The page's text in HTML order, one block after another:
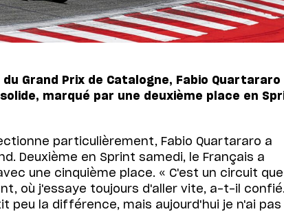
du Grand Prix de Catalogne, Fabio Quartararo
marqué par une deuxième place en
particulièrement, Fabio Quartararo a
Deuxième en Sprint samedi, le Français a
une cinquième place. « C'est un circuit que
où j'essaye toujours d'aller vite, a-t-il confié.
peu la différence, mais aujourd'hui je n'ai pas